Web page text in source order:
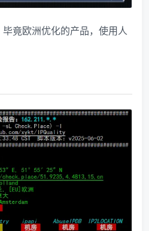
竟欧洲优化的产品，使用人